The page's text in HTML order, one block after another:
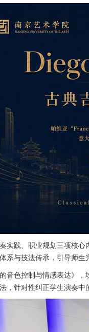
实践、职业规划三项核
系与技法传承，引导师生
音色控制与情感表达》
，针对性纠正学生演奏中